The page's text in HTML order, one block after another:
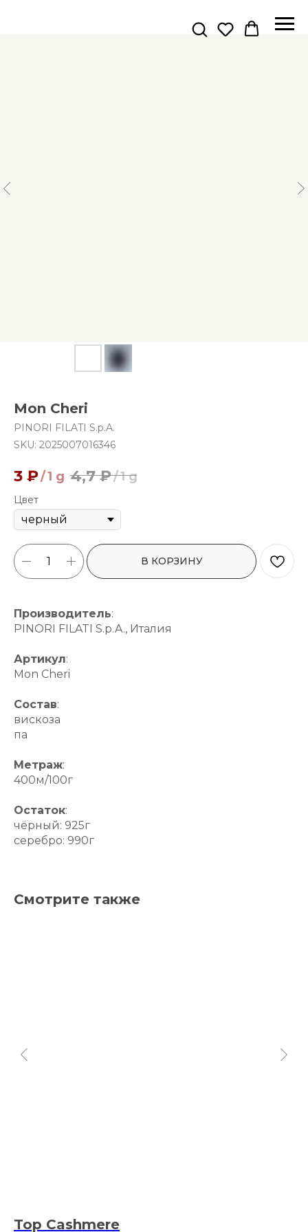
Mon Cheri
PINORI FILATI S.p.A.
SKU: 2025007016346
3 ₽/1 g 4,7 ₽/1 g
Цвет
В КОРЗИНУ
Производитель:
PINORI FILATI S.p.A., Италия
Артикул:
Mon Cheri
Состав:
вискоза
па
Метраж:
400м/100г
Остаток:
чёрный: 925г
серебро: 990г
Смотрите также
Top Cashmere